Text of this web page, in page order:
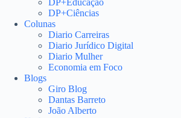
DP+Educação
DP+Ciências
Colunas
Diario Carreiras
Diario Jurídico Digital
Diario Mulher
Economia em Foco
Blogs
Giro Blog
Dantas Barreto
João Alberto